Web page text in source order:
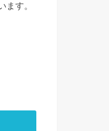
ます。